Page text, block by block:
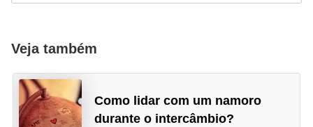
Veja também
Como lidar com um namoro
durante o intercâmbio?
S
ú
d
e